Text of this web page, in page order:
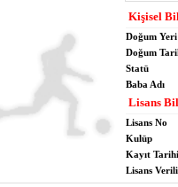
Kişisel
Doğum Yeri
Doğum
Statü
Baba Adı
Lisans
Lisans No
Kulüp
Kayıt Tarihi
Lisans